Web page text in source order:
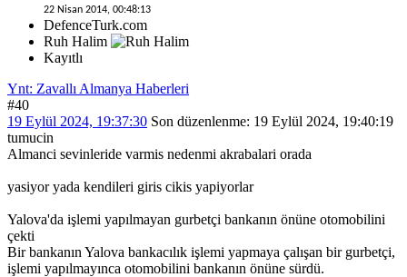
22 Nisan 2014, 00:48:13
DefenceTurk.com
Ruh Halim
Kayıtlı
Ynt: Zavallı Almanya Haberleri
#40
19 Eylül 2024, 19:37:30 Son düzenlenme: 19 Eylül 2024, 19:40:19
tumucin
Almanci sevinleride varmis nedenmi akrabalari orada
yasiyor yada kendileri giris cikis yapiyorlar
Yalova'da işlemi yapılmayan gurbetçi bankanın önüne otomobilini
çekti
Bir bankanın Yalova bankacılık işlemi yapmaya çalışan bir gurbetçi,
işlemi yapılmayınca otomobilini bankanın önüne sürdü.